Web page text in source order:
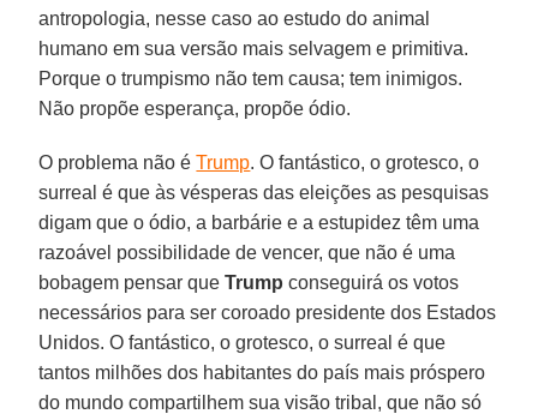
antropologia, nesse caso ao estudo do animal
humano em sua versão mais selvagem e primitiva.
Porque o trumpismo não tem causa; tem inimigos.
Não propõe esperança, propõe ódio.
O problema não éTrump. O fantástico, o grotesco, o
surreal é que às vésperas das eleições as pesquisas
digam que o ódio, a barbárie e a estupidez têm uma
razoável possibilidade de vencer, que não é uma
bobagem pensar queTrump conseguirá os votos
necessários para ser coroado presidente dos Estados
Unidos. O fantástico, o grotesco, o surreal é que
tantos milhões dos habitantes do país mais próspero
do mundo compartilhem sua visão tribal, que não só